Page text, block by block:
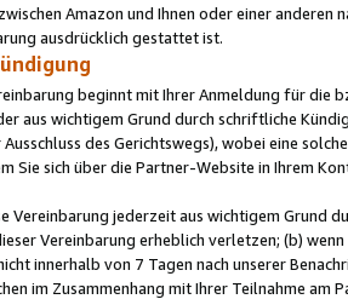
Amazon und Ihnen oder einer
ausdrücklich gestattet ist.
beginnt mit Ihrer Anmeldung für die
aus wichtigem Grund durch schriftliche
des Gerichtswegs), wobei eine
Sie sich über die Partner-Website in Ihrem
Vereinbarung jederzeit aus wichtigem Grund
Vereinbarung erheblich verletzen; (b)
innerhalb von 7 Tagen nach unserer
im Zusammenhang mit Ihrer Teilnahme am